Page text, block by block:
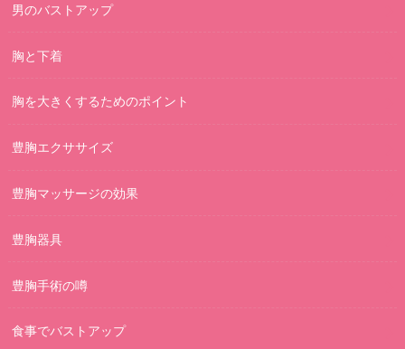
男のバストアップ
胸と下着
胸を大きくするためのポイント
豊胸エクササイズ
豊胸マッサージの効果
豊胸器具
豊胸手術の噂
食事でバストアップ